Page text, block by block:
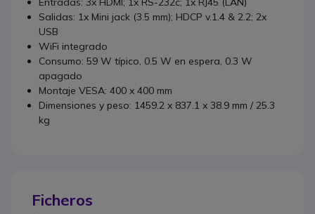
Salidas: 1x Mini jack (3.5 mm); HDCP v.1.4 & 2.2; 2x
USB
WiFi integrado
Consumo: 59 W típico, 0.5 W en espera, 0.3 W
apagado
Montaje VESA: 400 x 400 mm
Dimensiones y peso: 1459.2 x 837.1 x 38.9 mm / 25.3
kg
Ficheros